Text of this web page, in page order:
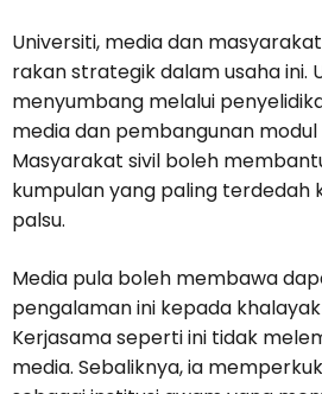
Universiti, media dan
rakan strategik dalam usaha ini.
menyumbang melalui
media dan pembangunan modul
Masyarakat sivil boleh
kumpulan yang paling terdedah
palsu.
Media pula boleh membawa
pengalaman ini kepada
Kerjasama seperti ini tidak
media. Sebaliknya, ia